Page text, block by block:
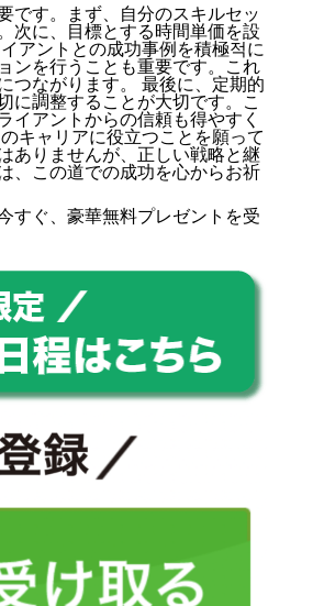
です。まず、自分のスキルセッ
次に、目標とする時間単価を設
アントとの成功事例を積極적に
ンを行うことも重要です。これ
つながります。 最後に、定期的
に調整することが大切です。こ
イアントからの信頼も得やすく
キャリアに役立つことを願って
ありませんが、正しい戦略と継
、この道での成功を心からお祈
すぐ、豪華無料プレゼントを受